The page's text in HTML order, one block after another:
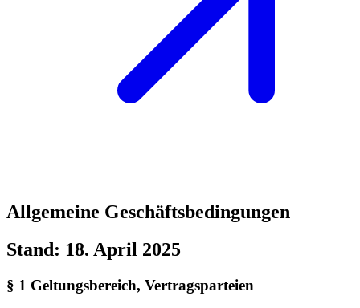
Allgemeine Geschäftsbedingungen
Stand: 18. April 2025
§ 1 Geltungsbereich, Vertragsparteien